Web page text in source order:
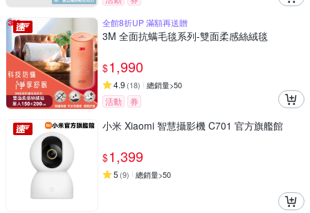
全館8折UP 滿額再送贈
3M 全面抗螨毛毯系列-雙面柔感絲絨毯
$1,990
4.9 (18) 總銷量>50
活動 券
小米 Xiaomi 智慧攝影機 C701 官方旗艦館
$1,399
5 (9) 總銷量>50